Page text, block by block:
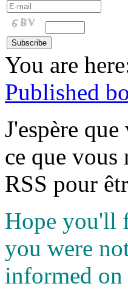
You are
Published
J'espère
ce que vous
RSS pour
Hope you'll
you were
informed